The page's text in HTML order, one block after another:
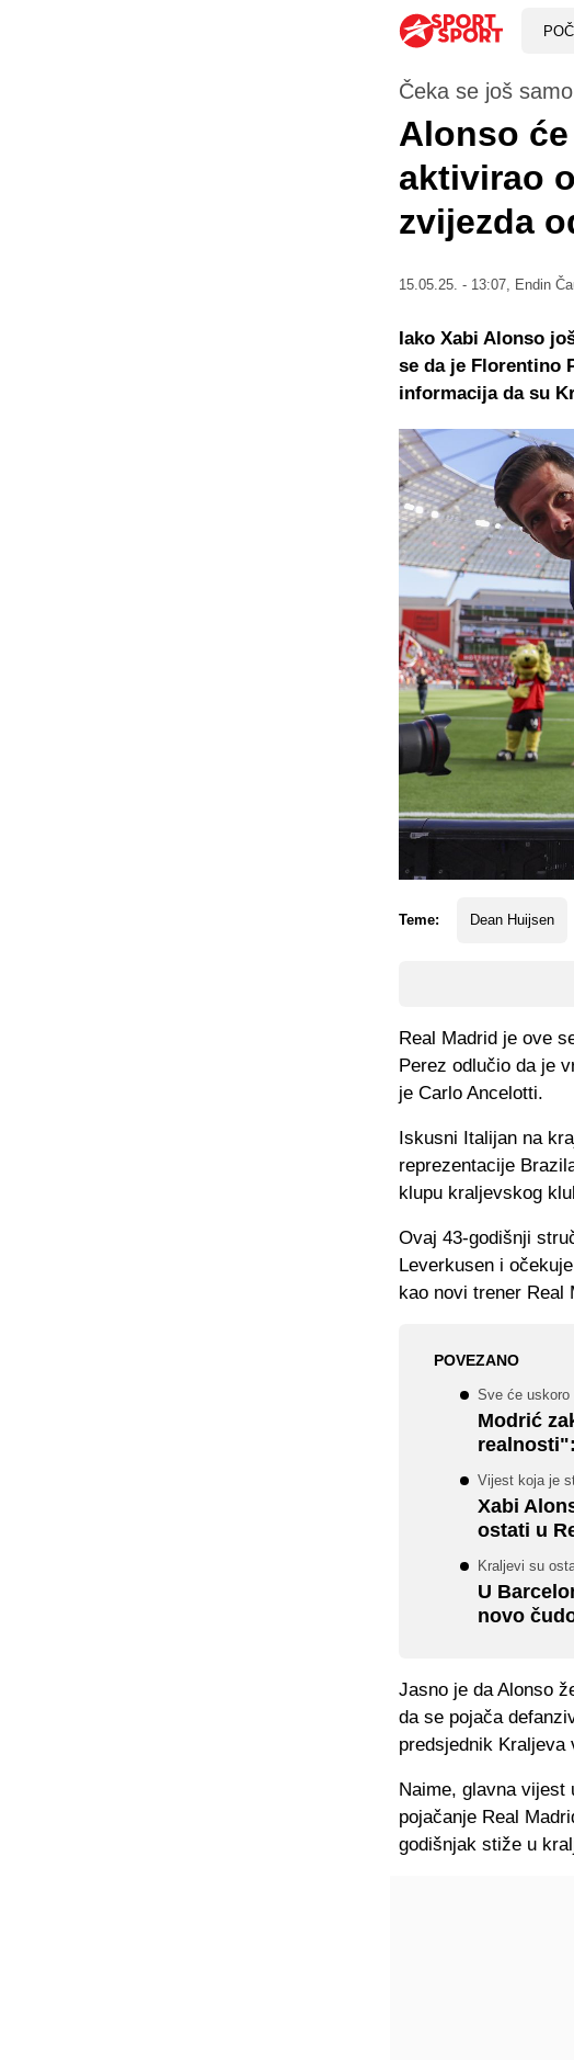
Čeka se još
Alonso
aktivirao
zvijezda
15.05.25. - 13:07, Endin
Teme: Dean Huijsen
Iako Xabi Alonso
se da je Florentino
informacija da su
Real Madrid je ove
Perez odlučio da je
je Carlo Ancelotti.
Iskusni Italijan na
reprezentacije
klupu kraljevskog
Ovaj 43-godišnji
Leverkusen i
kao novi trener Real
POVEZANO
Sve će uskoro
Modrić
Vijest koja je
Xabi
ostati u
Kraljevi su
U
novo
Jasno je da Alonso
da se pojača
predsjednik Kraljeva
Naime, glavna vijest
pojačanje Real
godišnjak stiže u